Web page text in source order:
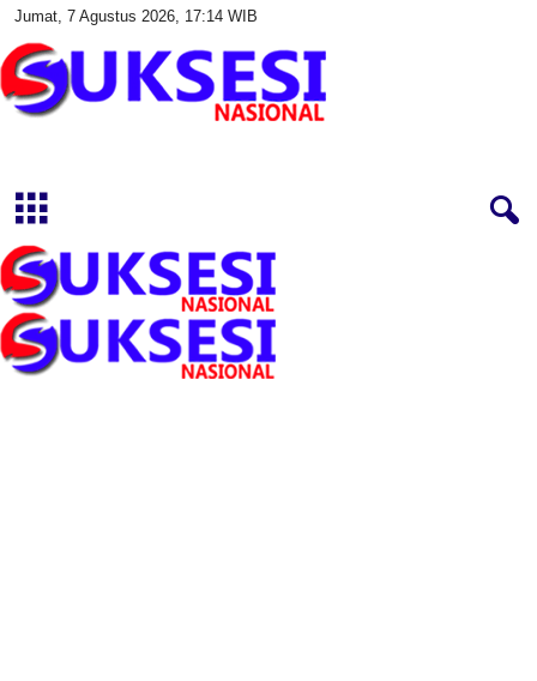
Jumat, 7 Agustus 2026, 17:14 WIB
s
i
a
s